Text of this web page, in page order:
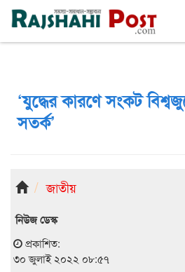
রাজশাহী শুক্রবার, ৭ই আগস্ট ২০২৬, ২৪শে শ্রাবণ
‘যুদ্ধের কারণে সংকট
সতর্ক’
জাতীয়
নিউজ ডেস্ক
প্রকাশিত:
৩০ জুলাই ২০২২ ০৮:৫৭